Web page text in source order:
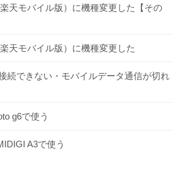
天モバイル版）に機種変更した【その
天モバイル版）に機種変更した
続できない・モバイルデータ通信が切れ
g6で使う
A3で使う